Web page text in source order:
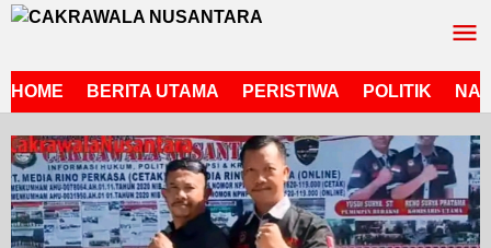
Lewati
HOME
BERITA UTAMA PERISTIWA POLITIK